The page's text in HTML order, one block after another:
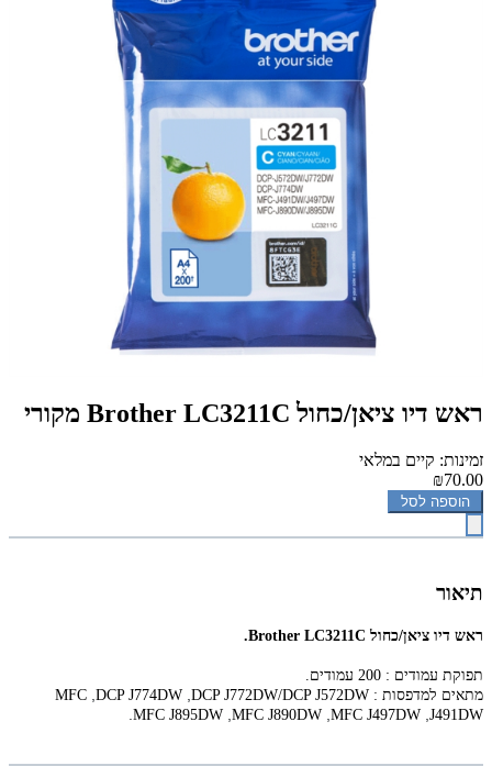
‏ראש דיו ציאן/כחול Brother LC3211C מקורי
זמינות: קיים במלאי
₪70.00
הוספה לסל
תיאור
‏ראש דיו ציאן/כחול Brother LC3211C.
תפוקת עמודים : 200 עמודים.
מתאים למדפסות : DCP J772DW/DCP J572DW
,
DCP J774DW
,
MFC
J491DW
,
MFC J497DW
,
MFC J890DW
,
MFC J895DW
.